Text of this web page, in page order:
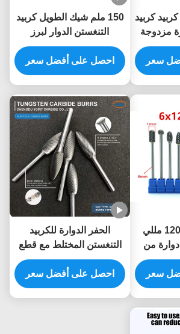
كربيد
مزدوجة
50000 دورة في
سعر
150 ملم شيك الطويل كربيد
التنغستن الدوار لبرز
المعالجة حفرة القفل العميق
مع أطول إضافية كربيد غلي
الصابون
احصل على أفضل سعر
عرقوب طويل 120 مللي
دوارة من
قطع
القالب
الفتحة
سعر
الحفر الدوارة للكربيد
التنغستن المختلط مع قطع
مزدوج لقطع طاحونة الصفر
و 1/4 "المنحدرات المعدنية
البوليستين
احصل على أفضل سعر